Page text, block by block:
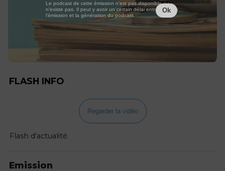
FLASH INFO
Regarder la vidéo
Flash d'actualité.
Emission
Le podcast de cette émission n'est pas disponible ou
n'existe pas. Il peut y avoir un certain délai entre la fin de
l'émission et la génération du podcast.
Ok